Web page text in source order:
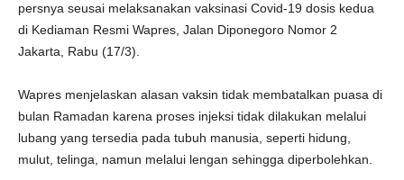
persnya seusai melaksanakan vaksinasi Covid-19 dosis kedua
di Kediaman Resmi Wapres, Jalan Diponegoro Nomor 2
Jakarta, Rabu (17/3).
Wapres menjelaskan alasan vaksin tidak membatalkan puasa di
bulan Ramadan karena proses injeksi tidak dilakukan melalui
lubang yang tersedia pada tubuh manusia, seperti hidung,
mulut, telinga, namun melalui lengan sehingga diperbolehkan.